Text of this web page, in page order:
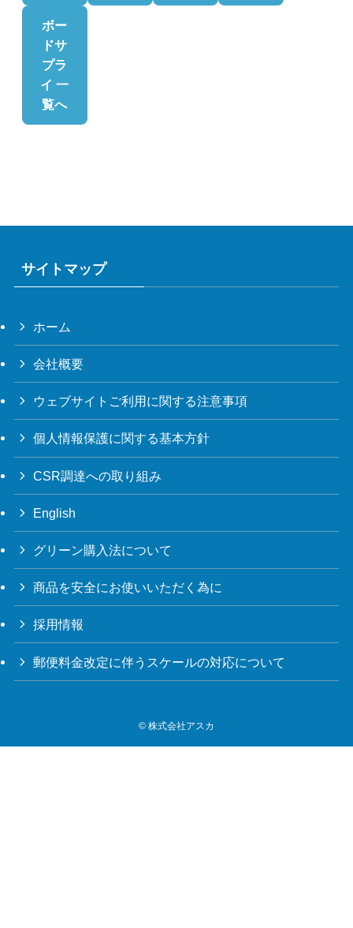
ボー
ドサ
プラ
イ 一
覧へ
サイトマップ
ホーム
会社概要
ウェブサイトご利用に関する注意事項
個人情報保護に関する基本方針
CSR調達への取り組み
English
グリーン購入法について
商品を安全にお使いいただく為に
採用情報
郵便料金改定に伴うスケールの対応について
© 株式会社アスカ